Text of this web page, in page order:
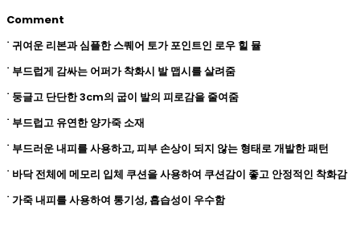
Comment
˙ 귀여운 리본과 심플한 스퀘어 토가 포인트인 로우 힐 뮬
˙ 부드럽게 감싸는 어퍼가 착화시 발 맵시를 살려줌
˙ 둥글고 단단한 3cm의 굽이 발의 피로감을 줄여줌
˙ 부드럽고 유연한 양가죽 소재
˙ 부드러운 내피를 사용하고, 피부 손상이 되지 않는 형태로 개발한 패턴
˙ 바닥 전체에 메모리 입체 쿠션을 사용하여 쿠션감이 좋고 안정적인 착화감
˙ 가죽 내피를 사용하여 통기성, 흡습성이 우수함